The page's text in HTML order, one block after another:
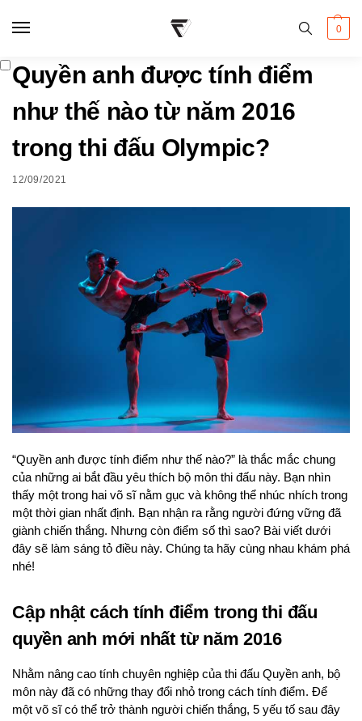
0
Quyền anh được tính điểm
như thế nào từ năm 2016
trong thi đấu Olympic?
12/09/2021
“Quyền anh được tính điểm như thế nào?” là thắc mắc chung
của những ai bắt đầu yêu thích bộ môn thi đấu này. Bạn nhìn
thấy một trong hai võ sĩ nằm gục và không thể nhúc nhích trong
một thời gian nhất định. Bạn nhận ra rằng người đứng vững đã
giành chiến thắng. Nhưng còn điểm số thì sao? Bài viết dưới
đây sẽ làm sáng tỏ điều này. Chúng ta hãy cùng nhau khám phá
nhé!
Cập nhật cách tính điểm trong thi đấu
quyền anh mới nhất từ năm 2016
Nhằm nâng cao tính chuyên nghiệp của thi đấu Quyền anh, bộ
môn này đã có những thay đổi nhỏ trong cách tính điểm. Để
một võ sĩ có thể trở thành người chiến thắng, 5 yếu tố sau đây